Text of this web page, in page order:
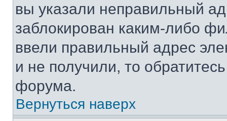
вы указали неправильный
заблокирован каким-либо
ввели правильный адрес
и не получили, то
форума.
Вернуться наверх